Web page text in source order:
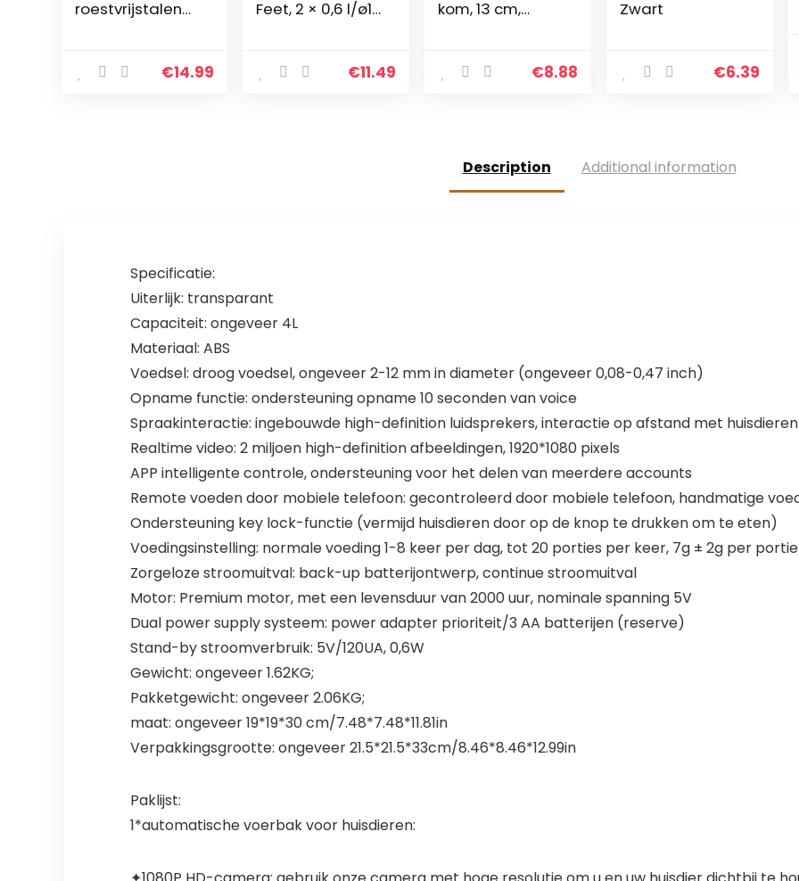
roestvrijstalen
honden en
katten, reiskom,
€14.99
Feet, 2 × 0,6 l/ø15
€11.49
kom, 13 cm,
€8.88
Zwart
€6.39
Description Additional information
Specificatie:
Uiterlijk: transparant
Capaciteit: ongeveer 4L
Materiaal: ABS
Voedsel: droog voedsel, ongeveer 2-12 mm in diameter (ongeveer 0,08-0,47 inch)
Opname functie: ondersteuning opname 10 seconden van voice
Spraakinteractie: ingebouwde high-definition luidsprekers, interactie op afstand met huisdieren
Realtime video: 2 miljoen high-definition afbeeldingen, 1920*1080 pixels
APP intelligente controle, ondersteuning voor het delen van meerdere accounts
Remote voeden door mobiele telefoon: gecontroleerd door mobiele telefoon, handmatige
Ondersteuning key lock-functie (vermijd huisdieren door op de knop te drukken om te eten)
Voedingsinstelling: normale voeding 1-8 keer per dag, tot 20 porties per keer, 7g ± 2g per portie
Zorgeloze stroomuitval: back-up batterijontwerp, continue stroomuitval
Motor: Premium motor, met een levensduur van 2000 uur, nominale spanning 5V
Dual power supply systeem: power adapter prioriteit/3 AA batterijen (reserve)
Stand-by stroomverbruik: 5V/120UA, 0,6W
Gewicht: ongeveer 1.62KG;
Pakketgewicht: ongeveer 2.06KG;
maat: ongeveer 19*19*30 cm/7.48*7.48*11.81in
Verpakkingsgrootte: ongeveer 21.5*21.5*33cm/8.46*8.46*12.99in
Paklijst:
1*automatische voerbak voor huisdieren: